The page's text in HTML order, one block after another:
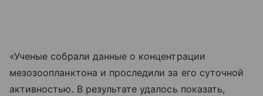
«Ученые собрали данные о концентрации
мезозоопланктона и проследили за его суточной
активностью. В результате удалось показать,